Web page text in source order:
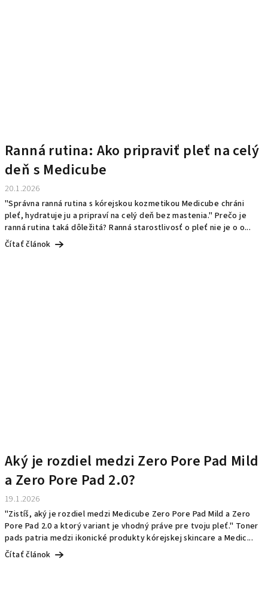
Ranná rutina: Ako pripraviť pleť na celý
deň s Medicube
20.1.2026
"Správna ranná rutina s kórejskou kozmetikou Medicube chráni
pleť, hydratuje ju a pripraví na celý deň bez mastenia." Prečo je
ranná rutina taká dôležitá? Ranná starostlivosť o pleť nie je o o...
Čítať článok
Aký je rozdiel medzi Zero Pore Pad Mild
a Zero Pore Pad 2.0?
19.1.2026
"Zistíš, aký je rozdiel medzi Medicube Zero Pore Pad Mild a Zero
Pore Pad 2.0 a ktorý variant je vhodný práve pre tvoju pleť." Toner
pads patria medzi ikonické produkty kórejskej skincare a Medic...
Čítať článok